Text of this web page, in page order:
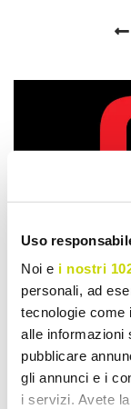
Uso
Noi e i nostri
personali, ad
tecnologie come
alle informazioni
pubblicare
gli annunci e i
i servizi. Avete